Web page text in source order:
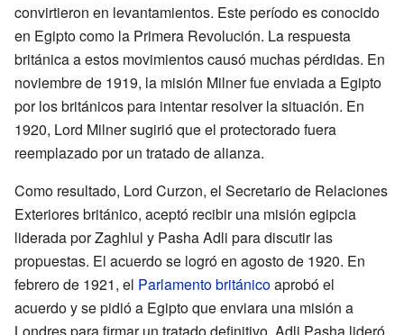
convirtieron en levantamientos. Este período es conocido
en Egipto como la Primera Revolución. La respuesta
británica a estos movimientos causó muchas pérdidas. En
noviembre de 1919, la misión Milner fue enviada a Egipto
por los británicos para intentar resolver la situación. En
1920, Lord Milner sugirió que el protectorado fuera
reemplazado por un tratado de alianza.
Como resultado, Lord Curzon, el Secretario de Relaciones
Exteriores británico, aceptó recibir una misión egipcia
liderada por Zaghlul y Pasha Adli para discutir las
propuestas. El acuerdo se logró en agosto de 1920. En
febrero de 1921, el Parlamento británicoaprobó el
acuerdo y se pidió a Egipto que enviara una misión a